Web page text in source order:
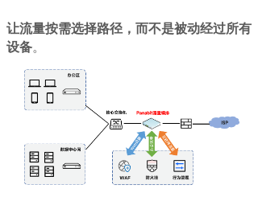
让流量按需选择路径，而不是被动经过所有
设备。